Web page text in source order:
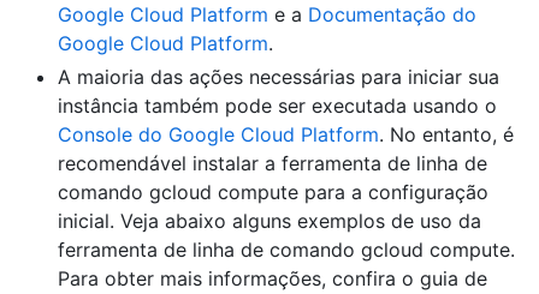
Google Cloud Platform e a Documentação do
Google Cloud Platform.
A maioria das ações necessárias para iniciar sua
instância também pode ser executada usando o
Console do Google Cloud Platform. No entanto, é
recomendável instalar a ferramenta de linha de
comando gcloud compute para a configuração
inicial. Veja abaixo alguns exemplos de uso da
ferramenta de linha de comando gcloud compute.
Para obter mais informações, confira o guia de